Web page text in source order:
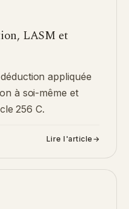
LASM et
appliquée
à soi-même et
256 C.
Lire l'article →